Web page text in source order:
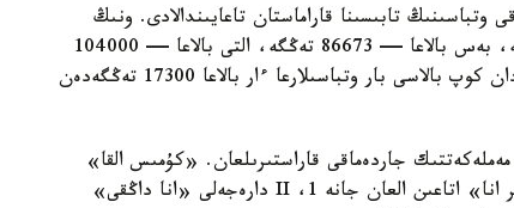
وتباسىنىڭ تابىسىنا قاراماستان تاعايىندالادى. ونىڭ
مولشەرى ءتورت بالاسى بار وتباسىلارعا — 69330 تەڭگە، بەس بالاعا — 86673 تەڭگە، التى بالاعا — 104000
تەڭگە، جەتى بالاعا — 121360 تەڭگە. سەگىز جانە ودان كوپ بالاسى بار وتباسىلارعا ءار بالاعا 17300 تەڭگەدەن
مەملەكەتتىك جاردەماقى قاراستىرىلعان. «كۇمىس القا»
يەگەرلەرىنە — 27680 تەڭگە، ال «التىن القا»، «باتىر انا» اتاعىن العان جانە 1، II دارەجەلى «انا داڭقى»